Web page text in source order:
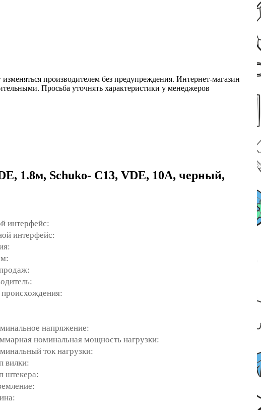
производителем без предупреждения. Интернет-магазин
Просьба уточнять характеристики у менеджеров
1.8м, Schuko- C13, VDE, 10А, черный,
интерфейс:
интерфейс:
напряжение:
номинальная мощность нагрузки:
ток нагрузки: